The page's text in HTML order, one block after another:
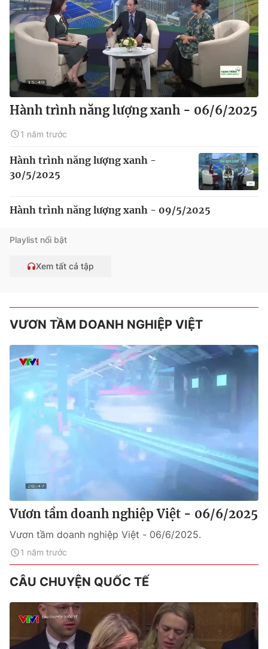
Hành trình năng lượng xanh - 06/6/2025
1 năm trước
Hành trình năng lượng xanh -
30/5/2025
Hành trình năng lượng xanh - 09/5/2025
Playlist nổi bật
Xem tất cả tập
VƯƠN TẦM DOANH NGHIỆP VIỆT
Vươn tầm doanh nghiệp Việt - 06/6/2025
Vươn tầm doanh nghiệp Việt - 06/6/2025.
1 năm trước
CÂU CHUYỆN QUỐC TẾ